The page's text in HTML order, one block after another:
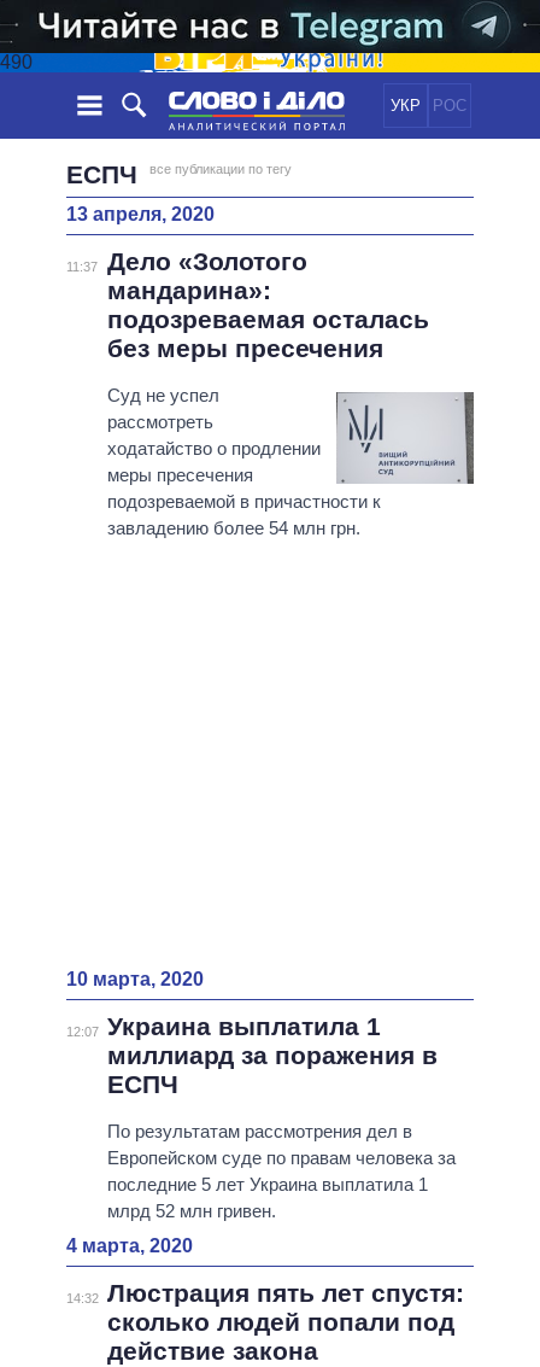
490
УКР РОС
НОВОСТИ
ЛЕНТА
СОБЫТИЯ
СТАТЬИ
МНЕНИЯ
ДАЙДЖЕСТЫ
ЭКОНОМИКА
МИР
ОБЕЩАНИЯ
ПОЛИТИКИ
ВСЕ ПОЛИТИКИ
ПРЕЗИДЕНТ И ОФИС
ВЕРХОВНАЯ РАДА
КАБИНЕТ МИНИСТРОВ
ГЛАВЫ ОБЛАДМИНИСТРАЦИЙ
МЭРЫ
ВСЕ ПЕРСОНЫ
ИНФОГРАФИКА
СРАВНЕНИЕ ПОЛИТИКОВ
ЕСПЧ все публикации по тегу
13 апреля, 2020
11:37
Дело «Золотого
мандарина»:
подозреваемая осталась
без меры пресечения
Суд не успел
рассмотреть
ходатайство о продлении
меры пресечения
подозреваемой в причастности к
завладению более 54 млн грн.
10 марта, 2020
12:07 Украина выплатила 1
миллиард за поражения в
ЕСПЧ
По результатам рассмотрения дел в
Европейском суде по правам человека за
последние 5 лет Украина выплатила 1
млрд 52 млн гривен.
4 марта, 2020
14:32 Люстрация пять лет спустя:
сколько людей попали под
действие закона